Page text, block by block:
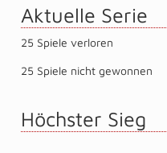
Aktuelle Serie
25 Spiele verloren
25 Spiele nicht gewonnen
Höchster Sieg